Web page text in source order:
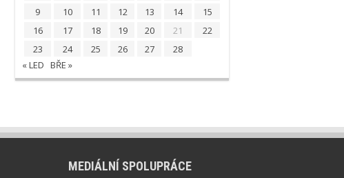
9
10 11 12 13 14
15
16
17 18 19 20 21
22
23
24 25 26 27
28
« LED BŘE »
MEDIÁLNÍ SPOLUPRÁCE